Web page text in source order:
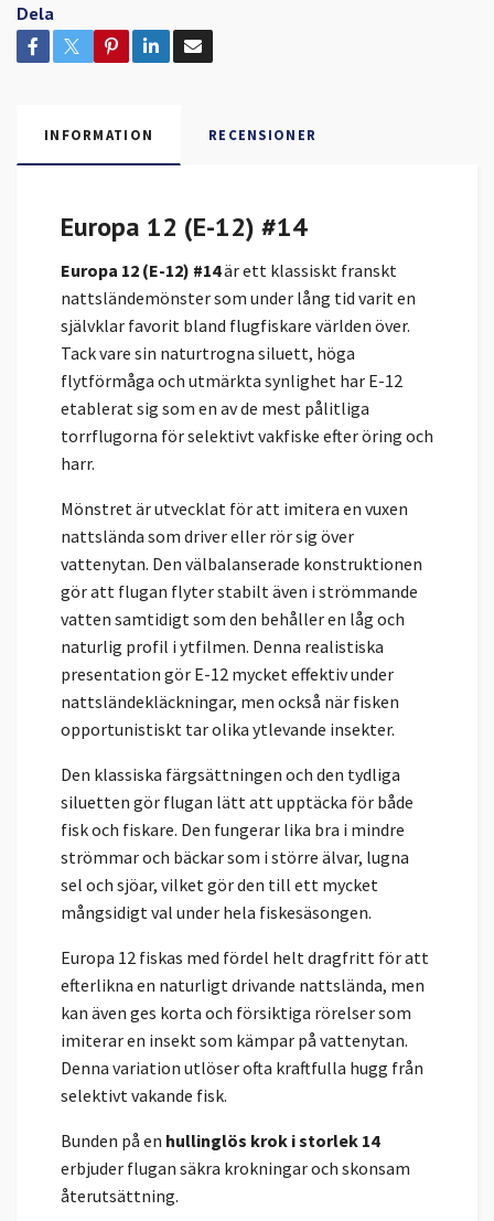
Dela
INFORMATION RECENSIONER
Europa 12 (E-12) #14
Europa 12 (E-12) #14är ett klassiskt franskt
nattsländemönster som under lång tid varit en
självklar favorit bland flugfiskare världen över.
Tack vare sin naturtrogna siluett, höga
flytförmåga och utmärkta synlighet har E-12
etablerat sig som en av de mest pålitliga
torrflugorna för selektivt vakfiske efter öring och
harr.
Mönstret är utvecklat för att imitera en vuxen
nattslända som driver eller rör sig över
vattenytan. Den välbalanserade konstruktionen
gör att flugan flyter stabilt även i strömmande
vatten samtidigt som den behåller en låg och
naturlig profil i ytfilmen. Denna realistiska
presentation gör E-12 mycket effektiv under
nattsländekläckningar, men också när fisken
opportunistiskt tar olika ytlevande insekter.
Den klassiska färgsättningen och den tydliga
siluetten gör flugan lätt att upptäcka för både
fisk och fiskare. Den fungerar lika bra i mindre
strömmar och bäckar som i större älvar, lugna
sel och sjöar, vilket gör den till ett mycket
mångsidigt val under hela fiskesäsongen.
Europa 12 fiskas med fördel helt dragfritt för att
efterlikna en naturligt drivande nattslända, men
kan även ges korta och försiktiga rörelser som
imiterar en insekt som kämpar på vattenytan.
Denna variation utlöser ofta kraftfulla hugg från
selektivt vakande fisk.
Bunden på en hullinglös krok i storlek 14
erbjuder flugan säkra krokningar och skonsam
återutsättning.